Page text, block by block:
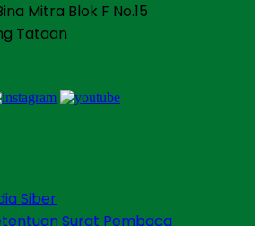
Mitra Blok F No.15
Tataan
Siber
Surat Pembaca